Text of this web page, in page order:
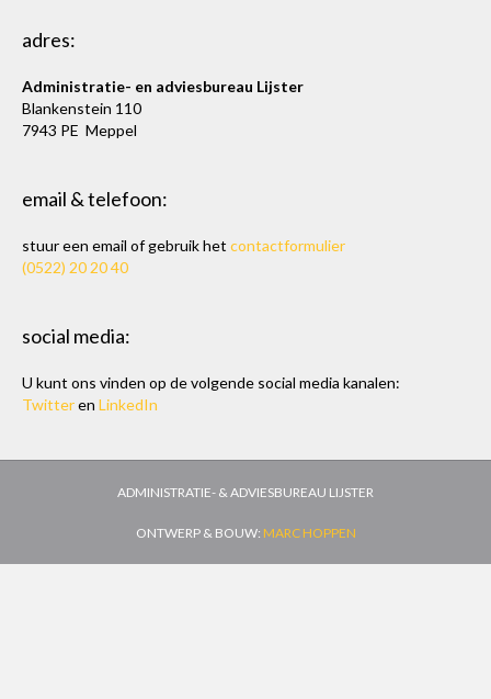
adres:
Administratie- en adviesbureau Lijster
Blankenstein 110
7943 PE Meppel
email & telefoon:
stuur een email of gebruik het contactformulier
(0522) 20 20 40
social media:
U kunt ons vinden op de volgende social media kanalen:
Twitteren LinkedIn
ADMINISTRATIE- & ADVIESBUREAU LIJSTER
ONTWERP & BOUW: MARC HOPPEN